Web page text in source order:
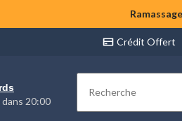
Crédit Offert
⋅ Se ferme dans 20:00 Rechercher